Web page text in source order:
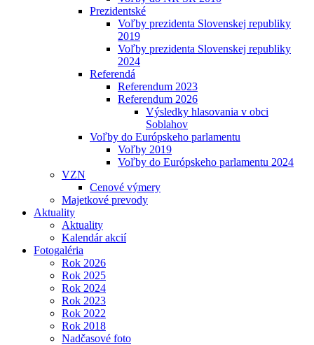
Prezidentské
Voľby prezidenta Slovenskej republiky
2019
Voľby prezidenta Slovenskej republiky
2024
Referendá
Referendum 2023
Referendum 2026
Výsledky hlasovania v obci
Soblahov
Voľby do Európskeho parlamentu
Voľby 2019
Voľby do Európskeho parlamentu 2024
VZN
Cenové výmery
Majetkové prevody
Aktuality
Aktuality
Kalendár akcií
Fotogaléria
Rok 2026
Rok 2025
Rok 2024
Rok 2023
Rok 2022
Rok 2018
Nadčasové foto